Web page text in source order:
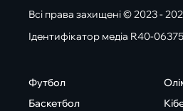
Всі права захищені © 2023 -
Ідентифікатор медіа R40-06375
Футбол
Баскетбол